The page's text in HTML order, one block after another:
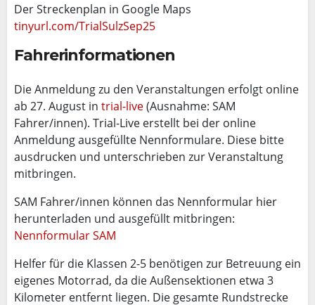
Der Streckenplan in Google Maps
tinyurl.com/TrialSulzSep25
Fahrerinformationen
Die Anmeldung zu den Veranstaltungen erfolgt online
ab 27. August in trial-live(Ausnahme: SAM
Fahrer/innen). Trial-Live erstellt bei der online
Anmeldung ausgefüllte Nennformulare. Diese bitte
ausdrucken und unterschrieben zur Veranstaltung
mitbringen.
SAM Fahrer/innen können das Nennformular hier
herunterladen und ausgefüllt mitbringen:
Nennformular SAM
Helfer für die Klassen 2-5 benötigen zur Betreuung ein
eigenes Motorrad, da die Außensektionen etwa 3
Kilometer entfernt liegen. Die gesamte Rundstrecke